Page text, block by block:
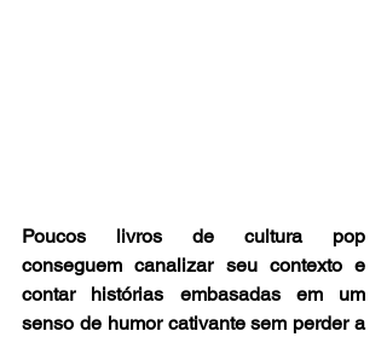
Poucos livros de cultura pop
conseguem canalizar seu contexto e
contar histórias embasadas em um
senso de humor cativante sem perder a